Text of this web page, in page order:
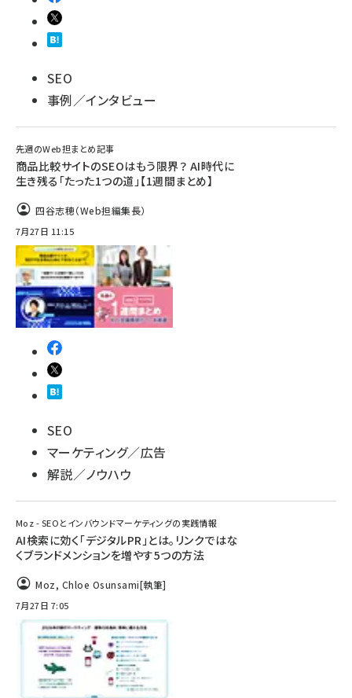
SEO
事例／インタビュー
先週のWeb担まとめ記事
商品比較サイトのSEOはもう限界？ AI時代に
生き残る「たった1つの道」【1週間まとめ】
四谷志穂（Web担編集長）
7月27日 11:15
SEO
マーケティング／広告
解説／ノウハウ
Moz - SEOとインバウンドマーケティングの実践情報
AI検索に効く「デジタルPR」とは。リンクではな
くブランドメンションを増やす5つの方法
Moz, Chloe Osunsami[執筆]
7月27日 7:05